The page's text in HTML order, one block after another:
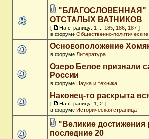
"БЛАГОСЛОВЕННАЯ"
ОТСТАЛЫХ ВАТНИКОВ
[ На страницу: 1 185 186 187 ]
в форуме Общественно-
Основоположение
в форуме Литература
Озеро Белое признали
России
в форуме Наука и техника
Наконец-то раскрыта
[ На страницу: 1 2 ]
в форуме Историческая страница
"Великие достижения
последние 20